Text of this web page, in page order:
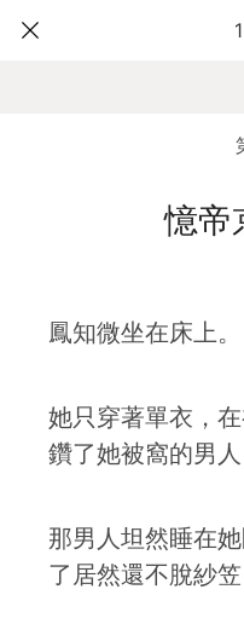
憶帝
鳳知微坐在床上。
她只穿著單衣，
鑽了她被窩的男人
那男人坦然睡在
了居然還不脫紗笠